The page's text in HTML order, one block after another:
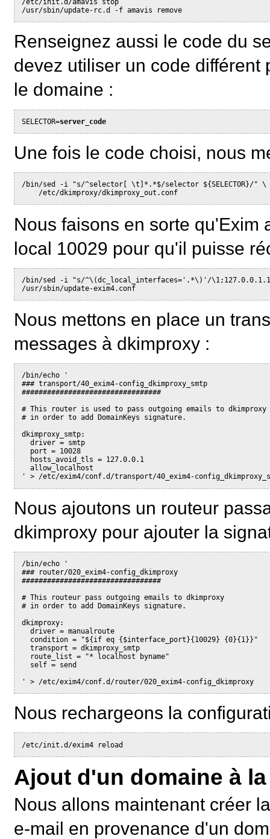
/etc/init.d/amavis stop
/usr/sbin/update-rc.d -f amavis remove
Renseignez aussi le code du
devez utiliser un code
le domaine :
SELECTOR=server_code
Une fois le code choisi, nous
/bin/sed -i "s/^selector[ \t]*.*$/selector ${SELECTOR}/" \
    /etc/dkimproxy/dkimproxy_out.conf
Nous faisons en sorte qu'Exim
local 10029 pour qu'il puisse
/bin/sed -i "s/^\(dc_local_interfaces='.*\)'/
/usr/sbin/update-exim4.conf
Nous mettons en place un
messages à dkimproxy :
/bin/echo '
### transport/40_exim4-config_dkimproxy_smtp
#################################
# This router is used to pass outgoing emails to dkimproxy
# in order to add DomainKeys signature.
dkimproxy_smtp:
  driver = smtp
  port = 10028
  hosts_avoid_tls = 127.0.0.1
  allow_localhost
' > /etc/exim4/conf.d/transport/40_exim4-
Nous ajoutons un routeur
dkimproxy pour ajouter la
/bin/echo '
### router/020_exim4-config_dkimproxy
#################################
# This routeur pass outgoing emails to dkimproxy
# in order to add DomainKeys signature.
dkimproxy:
  driver = manualroute
  condition = "${if eq {$interface_port}{10029} {0}{1}}"
  transport = dkimproxy_smtp
  route_list = "* localhost byname"
  self = send
' > /etc/exim4/conf.d/router/020_exim4-config_dkimproxy
Nous rechargeons la
/etc/init.d/exim4 reload
Ajout d'un domaine à
Nous allons maintenant créer
e-mail en provenance d'un